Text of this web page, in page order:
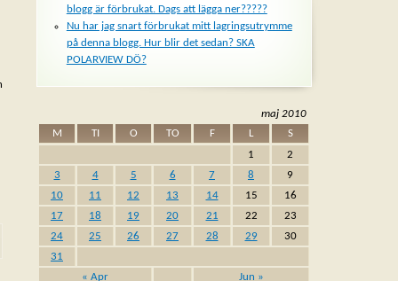
blogg är förbrukat. Dags att lägga ner?????
Nu har jag snart förbrukat mitt lagringsutrymme
på denna blogg. Hur blir det sedan? SKA
POLARVIEW DÖ?
maj 2010
M
TI O TO F L S
« Apr Jun »
1
2
3
4 5 6 7 8
9
10
11 12 13 14 15
16
17
18 19 20 21 22
23
24
25 26 27 28 29
30
31